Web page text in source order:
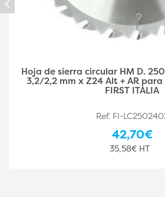
Hoja de sierra circular HM D.
3,2/2,2 mm x Z24 Alt + AR
FIRST ITALIA
Ref. FI-
44,80€
37,33€ HT